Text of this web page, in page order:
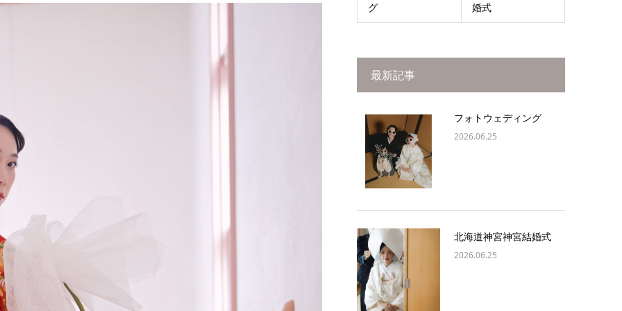
グ 婚式
最新記事
フォトウェディング
2026.06.25
北海道神宮神宮結婚式
2026.06.25